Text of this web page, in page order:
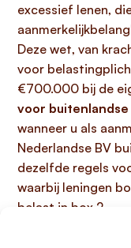
excessief lenen,
Deze wet, van
voor
€700.000 bij de
voor
wanneer u als
Nederlandse BV
dezelfde regels
waarbij leningen
belast in box 2.
Een persoonlijke